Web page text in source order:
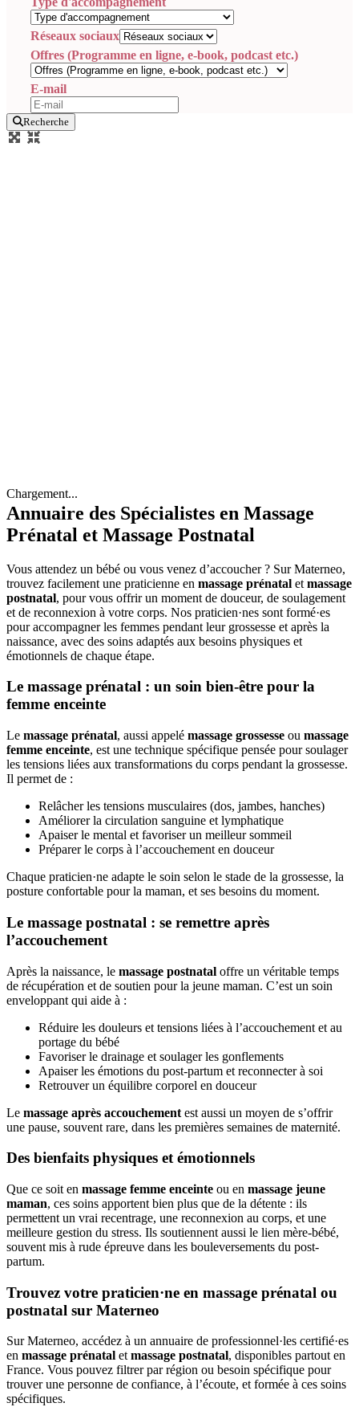
Réseaux sociaux
Offres (Programme en ligne, e-book, podcast etc.)
E-mail
Recherche
Chargement...
Annuaire des Spécialistes en Massage
Prénatal et Massage Postnatal
Vous attendez un bébé ou vous venez d’accoucher ? Sur Materneo,
trouvez facilement une praticienne en massage prénatal et massage
postnatal, pour vous offrir un moment de douceur, de soulagement
et de reconnexion à votre corps. Nos praticien·nes sont formé·es
pour accompagner les femmes pendant leur grossesse et après la
naissance, avec des soins adaptés aux besoins physiques et
émotionnels de chaque étape.
Le massage prénatal : un soin bien-être pour la
femme enceinte
Le massage prénatal, aussi appelé massage grossesse ou massage
femme enceinte, est une technique spécifique pensée pour soulager
les tensions liées aux transformations du corps pendant la grossesse.
Il permet de :
Relâcher les tensions musculaires (dos, jambes, hanches)
Améliorer la circulation sanguine et lymphatique
Apaiser le mental et favoriser un meilleur sommeil
Préparer le corps à l’accouchement en douceur
Chaque praticien·ne adapte le soin selon le stade de la grossesse, la
posture confortable pour la maman, et ses besoins du moment.
Le massage postnatal : se remettre après
l’accouchement
Après la naissance, le massage postnatal offre un véritable temps
de récupération et de soutien pour la jeune maman. C’est un soin
enveloppant qui aide à :
Réduire les douleurs et tensions liées à l’accouchement et au
portage du bébé
Favoriser le drainage et soulager les gonflements
Apaiser les émotions du post-partum et reconnecter à soi
Retrouver un équilibre corporel en douceur
Le massage après accouchement est aussi un moyen de s’offrir
une pause, souvent rare, dans les premières semaines de maternité.
Des bienfaits physiques et émotionnels
Que ce soit en massage femme enceinte ou en massage jeune
maman, ces soins apportent bien plus que de la détente : ils
permettent un vrai recentrage, une reconnexion au corps, et une
meilleure gestion du stress. Ils soutiennent aussi le lien mère-bébé,
souvent mis à rude épreuve dans les bouleversements du post-
partum.
Trouvez votre praticien·ne en massage prénatal ou
postnatal sur Materneo
Sur Materneo, accédez à un annuaire de professionnel·les certifié·es
en massage prénatal etmassage postnatal, disponibles partout en
France. Vous pouvez filtrer par région ou besoin spécifique pour
trouver une personne de confiance, à l’écoute, et formée à ces soins
spécifiques.